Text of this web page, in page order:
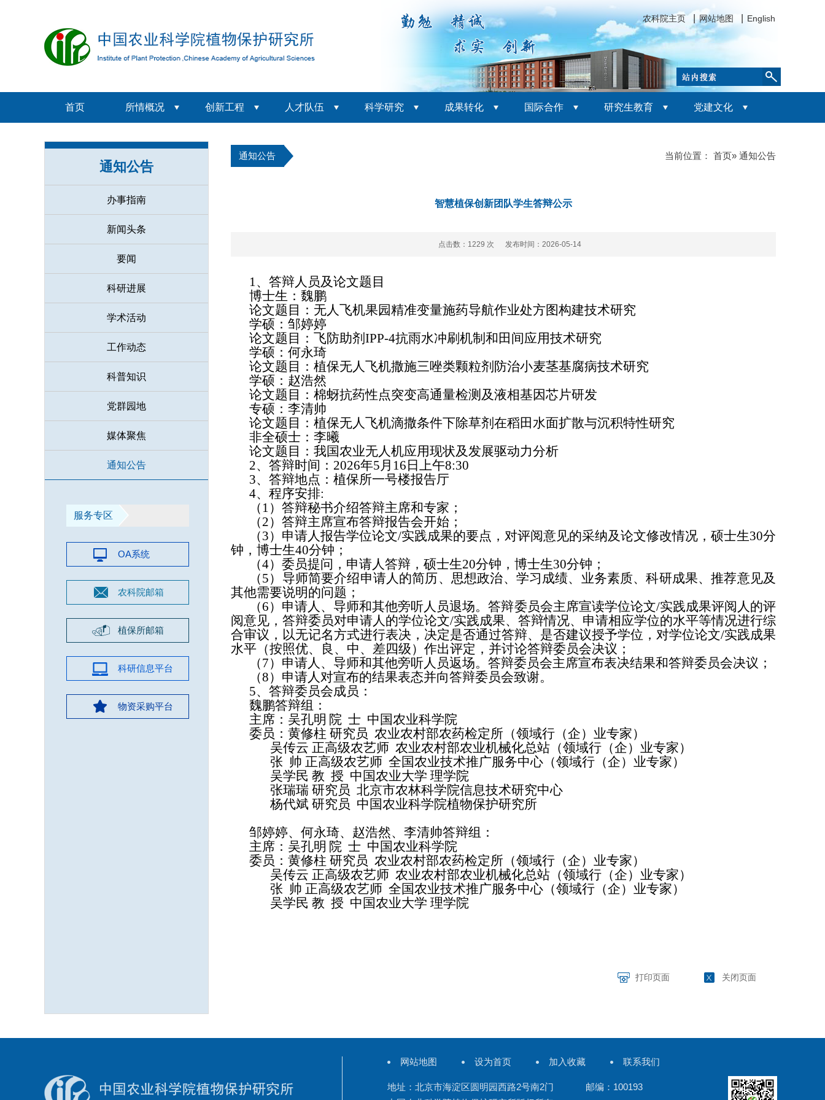
农科院主页 网站地图 English
首页 所情概况 创新工程 人才队伍 科学研究 成果转化 国际合作 研究生教育 党建文化
通知公告
办事指南
新闻头条
要闻
科研进展
学术活动
工作动态
科普知识
党群园地
媒体聚焦
通知公告
服务专区
OA系统
农科院邮箱
植保所邮箱
科研信息平台
物资采购平台
通知公告 当前位置： 首页» 通知公告
智慧植保创新团队学生答辩公示
点击数： 1229 次 发布时间：2026-05-14
1、答辩人员及论文题目
博士生：魏鹏
论文题目：无人飞机果园精准变量施药导航作业处方图构建技术研究
学硕：邹婷婷
论文题目：飞防助剂 IPP-4抗雨水冲刷机制和田间应用技术研究
学硕：何永琦
论文题目：植保无人飞机撒施三唑类颗粒剂防治小麦茎基腐病技术研究
学硕：赵浩然
论文题目：棉蚜抗药性点突变高通量检测及液相基因芯片研发
专硕：李清帅
论文题目：植保无人飞机滴撒条件下除草剂在稻田水面扩散与沉积特性研究
非全硕士：李曦
论文题目：我国农业无人机应用现状及发展驱动力分析
2、 答辩时间： 2026年5月 16 日 上午8:30
3、 答辩地点： 植保所一号楼报告厅
4、 程序安排:
（ 1）答辩秘书介绍答辩主席和专家；
（2）答辩主席宣布答辩报告会开始；
（3）申请人报告学位论文/实践成果的要点，对评阅意见的采纳及论文修改情况，硕士生30分
钟，博士生40分钟；
（4）委员提问，申请人答辩，硕士生20分钟，博士生30分钟；
（5）导师简要介绍申请人的简历、思想政治、学习成绩、业务素质、科研成果、推荐意见及
其他需要说明的问题；
（6）申请人、导师和其他旁听人员退场。答辩委员会主席宣读学位论文/实践成果评阅人的评
阅意见，答辩委员对申请人的学位论文/实践成果、答辩情况、申请相应学位的水平等情况进行综
合审议，以无记名方式进行表决，决定是否通过答辩、是否建议授予学位，对学位论文/实践成果
水平（按照优、良、中、差四级）作出评定，并讨论答辩委员会决议；
（7）申请人、导师和其他旁听人员返场。答辩委员会主席宣布表决结果和答辩委员会决议；
（8）申请人对宣布的结果表态并向答辩委员会致谢。
5、答辩委员会成员：
魏鹏答辩组：
主席：吴孔明 院 士 中国农业科学院
委员：黄修柱 研究员 农业农村部农药检定所（领域行（企）业专家）
吴传云 正高级农艺师 农业农村部农业机械化总站（领域行（企）业专家）
张 帅 正高级农艺师 全国农业技术推广服务中心（领域行（企）业专家）
吴学民 教 授 中国农业大学 理学院
张瑞瑞 研究员 北京市农林科学院信息技术研究中心
杨代斌 研究员 中国农业科学院植物保护研究所
邹婷婷、何永琦、赵浩然、李清帅答辩组：
主席：吴孔明 院 士 中国农业科学院
委员：黄修柱 研究员 农业农村部农药检定所（领域行（企）业专家）
吴传云 正高级农艺师 农业农村部农业机械化总站（领域行（企）业专家）
张 帅 正高级农艺师 全国农业技术推广服务中心（领域行（企）业专家）
吴学民 教 授 中国农业大学 理学院
打印页面 关闭页面
网站地图 设为首页 加入收藏 联系我们
地址：北京市海淀区圆明园西路2号南2门 邮编：100193